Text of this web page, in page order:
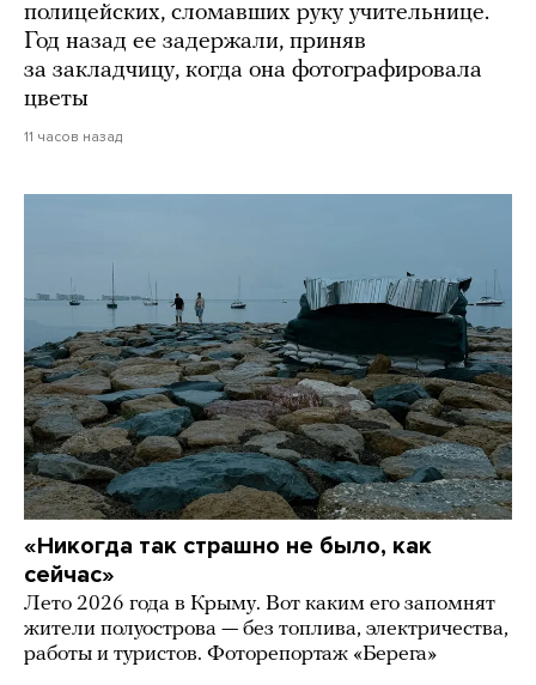
полицейских, сломавших руку учительнице.
Год назад ее задержали, приняв
за закладчицу, когда она фотографировала
цветы
11 часов назад
«Никогда так страшно не было, как
сейчас»
Лето 2026 года в Крыму. Вот каким его запомнят
жители полуострова — без топлива, электричества,
работы и туристов. Фоторепортаж «Берега»